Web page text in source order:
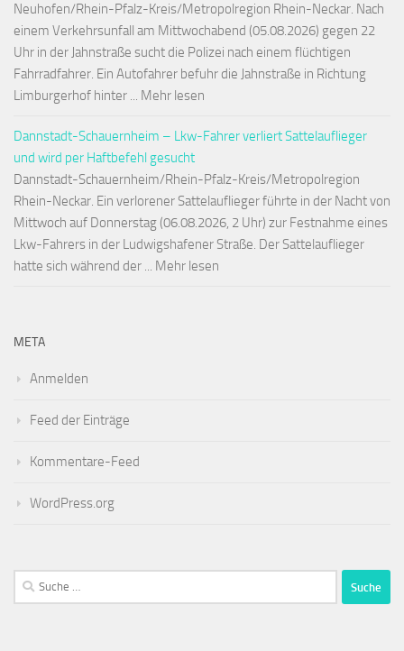
Neuhofen/Rhein-Pfalz-Kreis/Metropolregion Rhein-Neckar. Nach
einem Verkehrsunfall am Mittwochabend (05.08.2026) gegen 22
Uhr in der Jahnstraße sucht die Polizei nach einem flüchtigen
Fahrradfahrer. Ein Autofahrer befuhr die Jahnstraße in Richtung
Limburgerhof hinter ... Mehr lesen
Dannstadt-Schauernheim – Lkw-Fahrer verliert Sattelauflieger
und wird per Haftbefehl gesucht
Dannstadt-Schauernheim/Rhein-Pfalz-Kreis/Metropolregion
Rhein-Neckar. Ein verlorener Sattelauflieger führte in der Nacht von
Mittwoch auf Donnerstag (06.08.2026, 2 Uhr) zur Festnahme eines
Lkw-Fahrers in der Ludwigshafener Straße. Der Sattelauflieger
hatte sich während der ... Mehr lesen
META
Anmelden
Feed der Einträge
Kommentare-Feed
WordPress.org
Suche
nach: